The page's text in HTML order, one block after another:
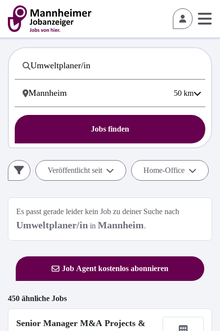
50 km
Jobs finden
Veröffentlicht seit Home-Office
Es passt gerade leider kein Job zu deiner Suche nach
Umweltplaner/in in Mannheim.
Job Agent kostenlos abonnieren
450 ähnliche Jobs
Senior Manager M&A Projects &